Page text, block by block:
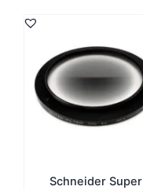
Schneider Super